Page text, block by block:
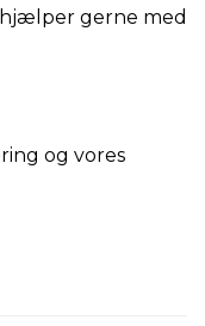
gerne med
og vores